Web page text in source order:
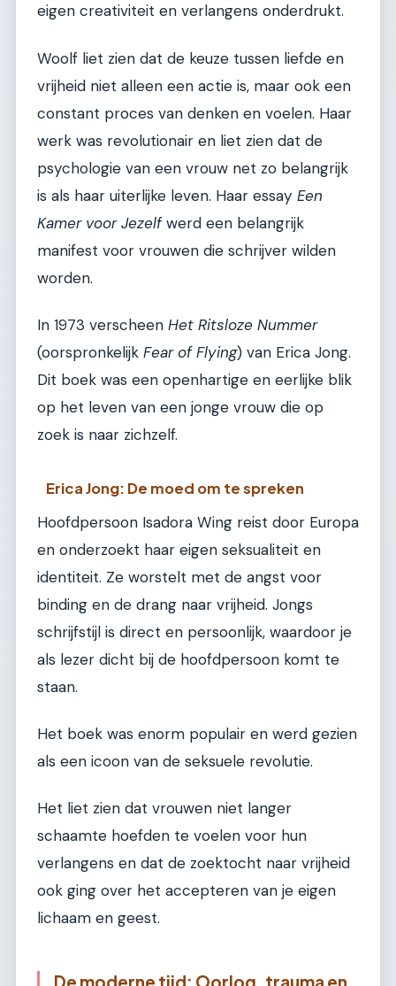
eigen creativiteit en verlangens onderdrukt.
Woolf liet zien dat de keuze tussen liefde en
vrijheid niet alleen een actie is, maar ook een
constant proces van denken en voelen. Haar
werk was revolutionair en liet zien dat de
psychologie van een vrouw net zo belangrijk
is als haar uiterlijke leven. Haar essay Een
Kamer voor Jezelfwerd een belangrijk
manifest voor vrouwen die schrijver wilden
worden.
In 1973 verscheen Het Ritsloze Nummer
(oorspronkelijk Fear of Flying) van Erica Jong.
Dit boek was een openhartige en eerlijke blik
op het leven van een jonge vrouw die op
zoek is naar zichzelf.
Erica Jong: De moed om te spreken
Hoofdpersoon Isadora Wing reist door Europa
en onderzoekt haar eigen seksualiteit en
identiteit. Ze worstelt met de angst voor
binding en de drang naar vrijheid. Jongs
schrijfstijl is direct en persoonlijk, waardoor je
als lezer dicht bij de hoofdpersoon komt te
staan.
Het boek was enorm populair en werd gezien
als een icoon van de seksuele revolutie.
Het liet zien dat vrouwen niet langer
schaamte hoefden te voelen voor hun
verlangens en dat de zoektocht naar vrijheid
ook ging over het accepteren van je eigen
lichaam en geest.